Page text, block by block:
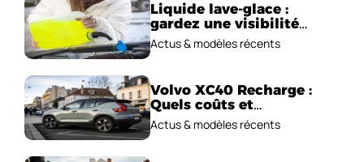
Liquide lave-glace :
gardez une visibilité
parfaite en voiture
Actus & modèles récents
Volvo XC40 Recharge :
Quels coûts et
performances
électriques ?
Actus & modèles récents